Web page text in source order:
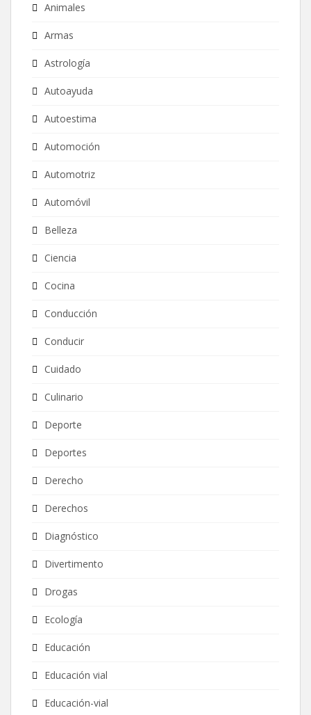
Animales
Armas
Astrología
Autoayuda
Autoestima
Automoción
Automotriz
Automóvil
Belleza
Ciencia
Cocina
Conducción
Conducir
Cuidado
Culinario
Deporte
Deportes
Derecho
Derechos
Diagnóstico
Divertimento
Drogas
Ecología
Educación
Educación vial
Educación-vial